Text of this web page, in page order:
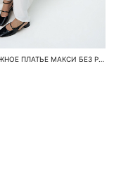
ТРИКОТАЖНОЕ ПЛАТЬЕ МАКСИ БЕЗ РУКАВОВ